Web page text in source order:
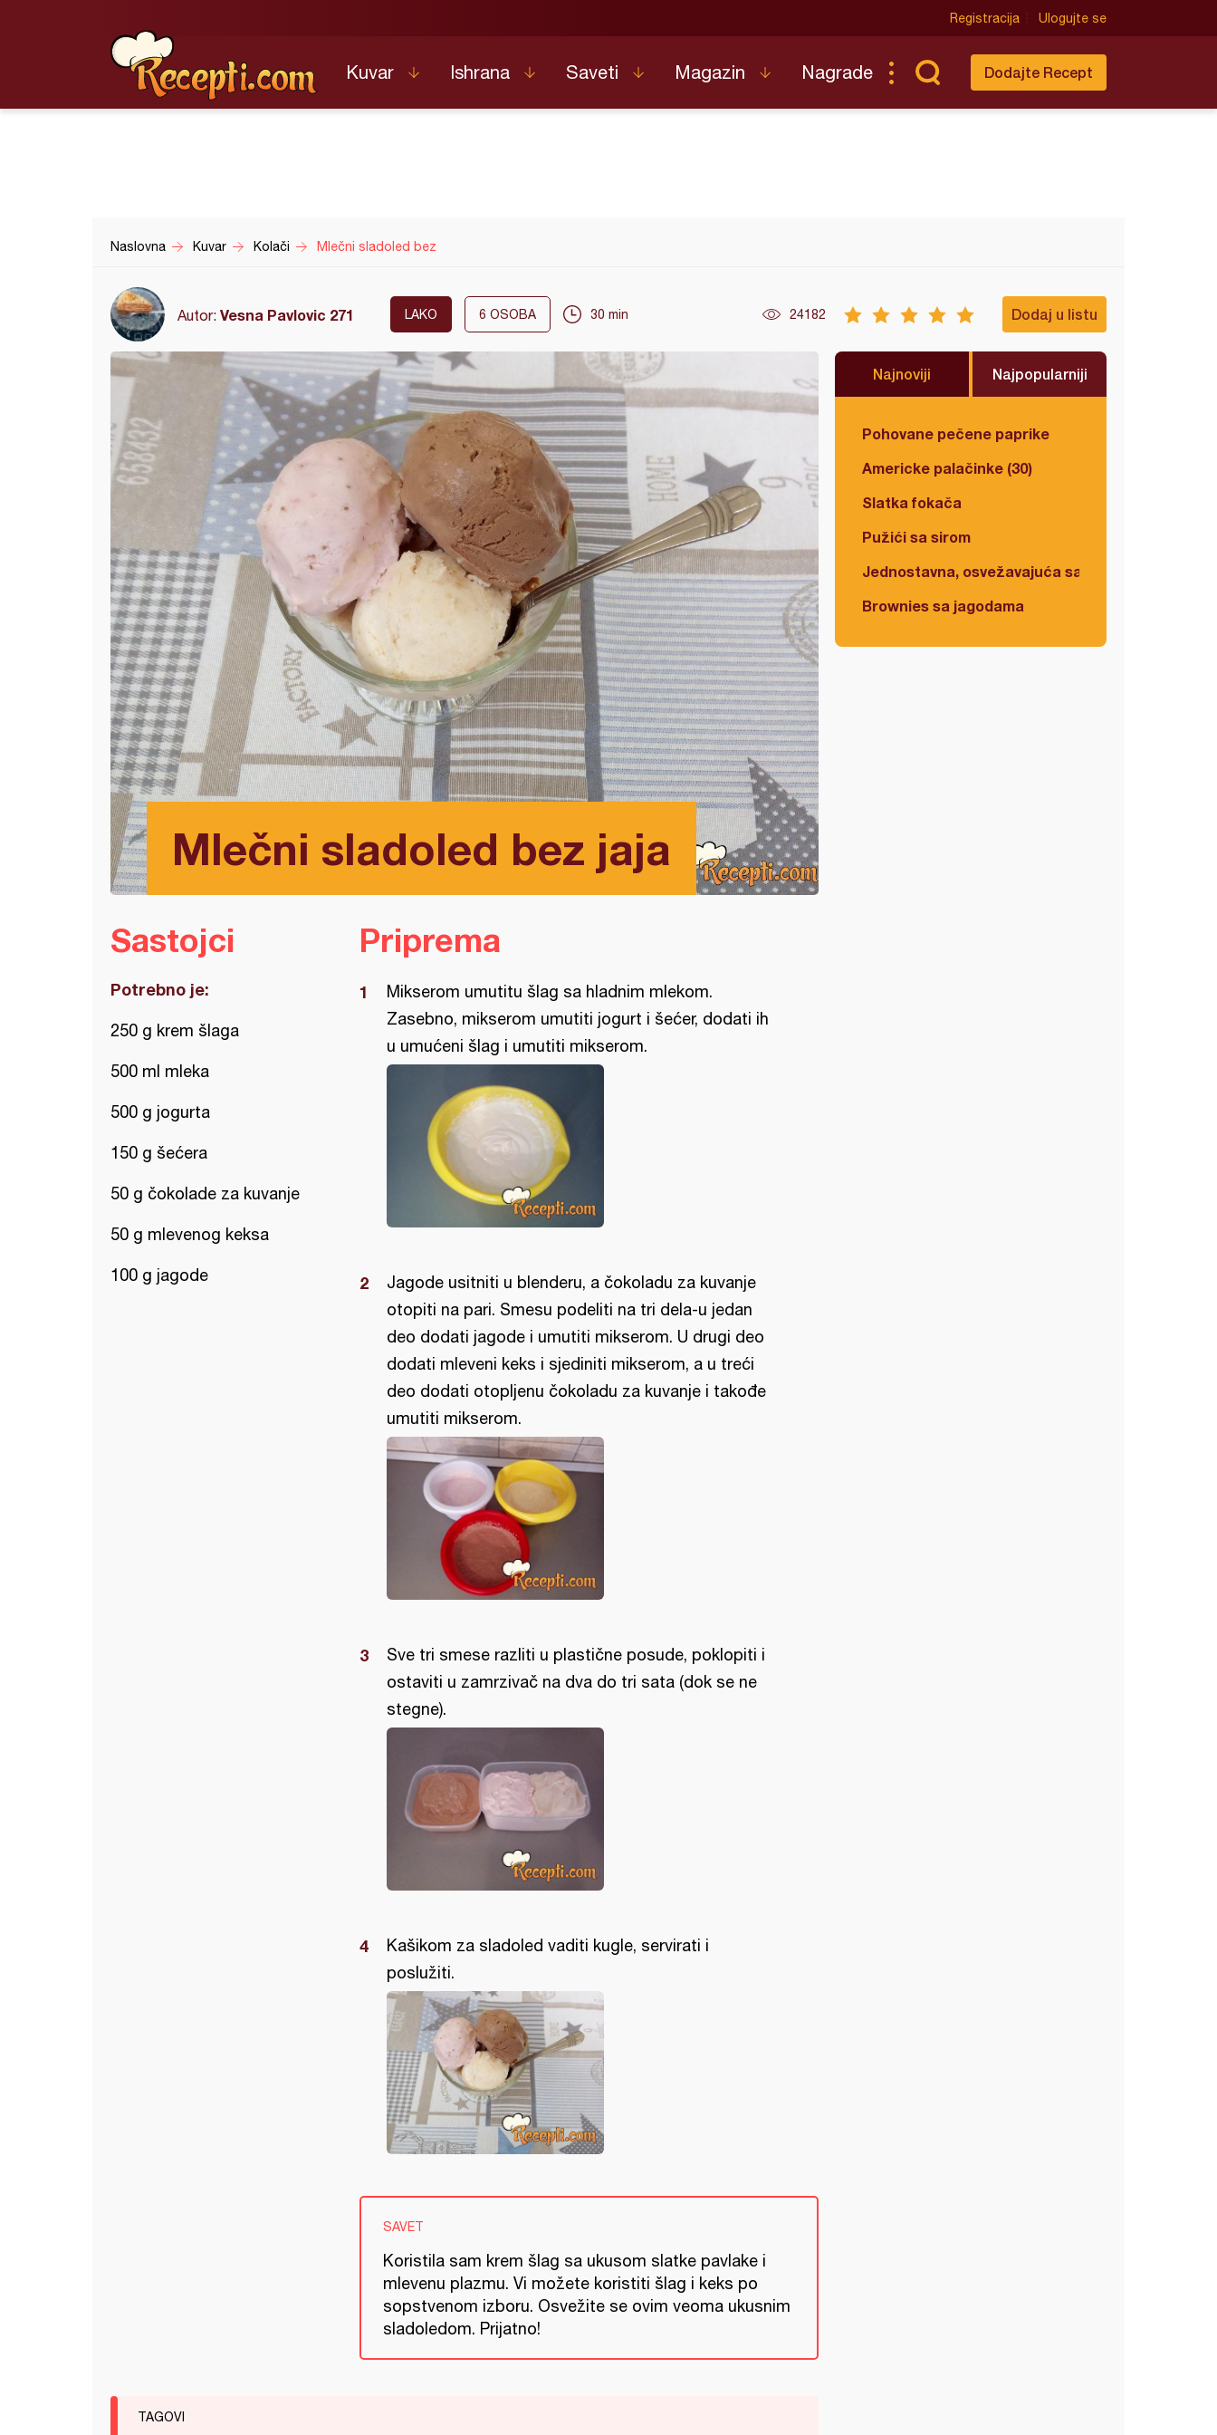
Registracija Ulogujte se
Kuvar Ishrana Saveti Magazin Nagrade Dodajte Recept
Naslovna Kuvar Kolači Mlečni sladoled bez
Autor: Vesna Pavlovic 271 LAKO 6 OSOBA 30 min 24182 Dodaj u listu
Mlečni sladoled bez jaja
Najnoviji Najpopularniji
Pohovane pečene paprike
Americke palačinke (30)
Slatka fokača
Pužići sa sirom
Jednostavna, osvežavajuća salata
Brownies sa jagodama
Sastojci
Potrebno je:
250 g krem šlaga
500 ml mleka
500 g jogurta
150 g šećera
50 g čokolade za kuvanje
50 g mlevenog keksa
100 g jagode
Priprema
Mikserom umutitu šlag sa hladnim mlekom.
Zasebno, mikserom umutiti jogurt i šećer, dodati ih
u umućeni šlag i umutiti mikserom.
Jagode usitniti u blenderu, a čokoladu za kuvanje
otopiti na pari. Smesu podeliti na tri dela-u jedan
deo dodati jagode i umutiti mikserom. U drugi deo
dodati mleveni keks i sjediniti mikserom, a u treći
deo dodati otopljenu čokoladu za kuvanje i takođe
umutiti mikserom.
Sve tri smese razliti u plastične posude, poklopiti i
ostaviti u zamrzivač na dva do tri sata (dok se ne
stegne).
Kašikom za sladoled vaditi kugle, servirati i
poslužiti.
SAVET
Koristila sam krem šlag sa ukusom slatke pavlake i
mlevenu plazmu. Vi možete koristiti šlag i keks po
sopstvenom izboru. Osvežite se ovim veoma ukusnim
sladoledom. Prijatno!
TAGOVI